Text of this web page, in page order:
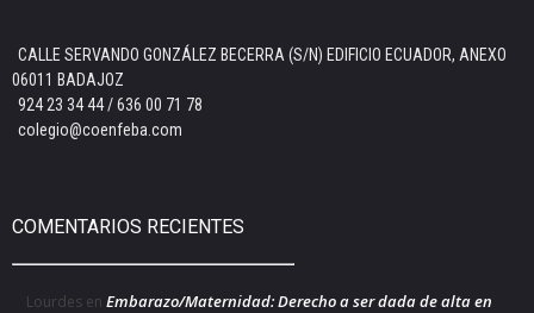
CALLE SERVANDO GONZÁLEZ BECERRA (S/N) EDIFICIO ECUADOR, ANEXO
06011 BADAJOZ
924 23 34 44 / 636 00 71 78
colegio@coenfeba.com
COMENTARIOS RECIENTES
Lourdes en Embarazo/Maternidad: Derecho a ser dada de alta en